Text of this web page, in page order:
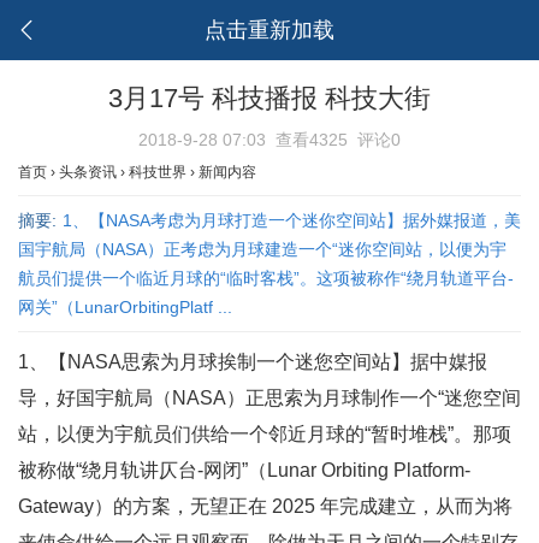
点击重新加载
3月17号 科技播报 科技大街
2018-9-28 07:03 查看4325 评论0
首页 › 头条资讯 › 科技世界 › 新闻内容
摘要: 1、【NASA考虑为月球打造一个迷你空间站】据外媒报道，美
国宇航局（NASA）正考虑为月球建造一个“迷你空间站，以便为宇
航员们提供一个临近月球的“临时客栈”。这项被称作“绕月轨道平台-
网关”（LunarOrbitingPlatf ...
1、【NASA思索为月球挨制一个迷您空间站】据中媒报
导，好国宇航局（NASA）正思索为月球制作一个“迷您空间
站，以便为宇航员们供给一个邻近月球的“暂时堆栈”。那项
被称做“绕月轨讲仄台-网闭”（Lunar Orbiting Platform-
Gateway）的方案，无望正在 2025 年完成建立，从而为将